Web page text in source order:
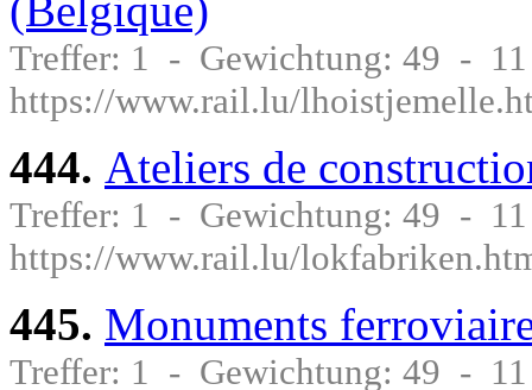
Treffer: 1 - Gewichtung: 49 -
https://www.rail.lu/
444. Ateliers de
Treffer: 1 - Gewichtung: 49 -
https://www.rail.lu/
445. Monuments
Treffer: 1 - Gewichtung: 49 -